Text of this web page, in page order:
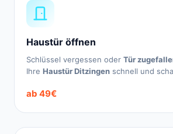
Haustür öffnen
Schlüssel vergessen oder Tür
Ihre Haustür Ditzingen schnell und
ab 49€